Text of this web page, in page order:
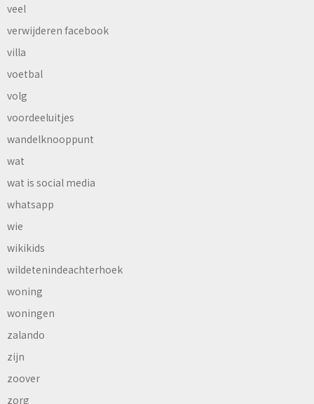
veel
verwijderen facebook
villa
voetbal
volg
voordeeluitjes
wandelknooppunt
wat
wat is social media
whatsapp
wie
wikikids
wildetenindeachterhoek
woning
woningen
zalando
zijn
zoover
zorg